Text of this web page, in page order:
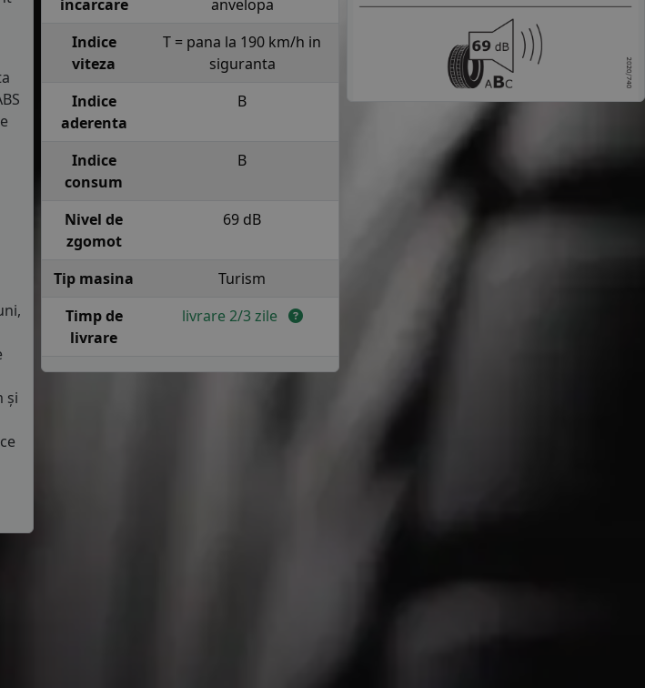
și
incarcare
anvelopa
Indice
viteza
T = pana la 190 km/h in
siguranta
Indice
aderenta
B
Indice
consum
B
Nivel de
zgomot
69 dB
Tip masina
Turism
Timp de
livrare
livrare 2/3 zile